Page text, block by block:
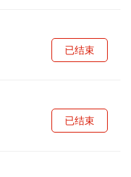
已结束
已结束